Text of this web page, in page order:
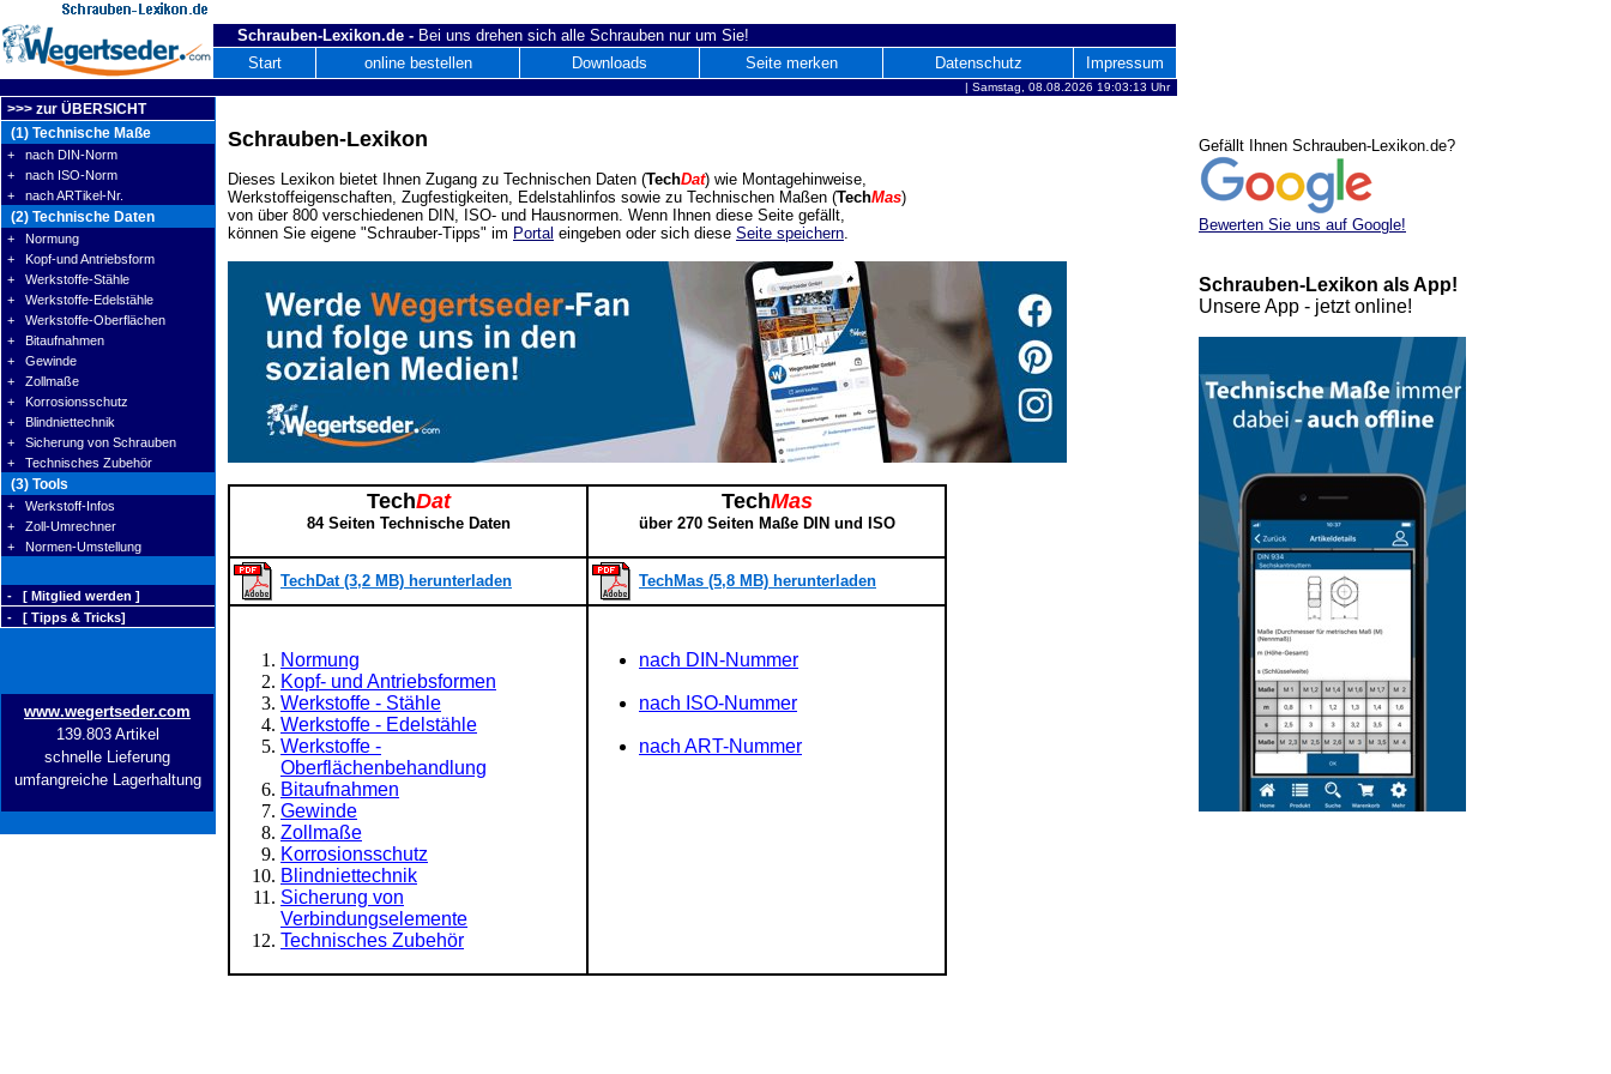
Schrauben-Lexikon.de - Bei uns drehen sich alle Schrauben nur um Sie!
Start
online bestellen Downloads Seite merken Datenschutz Impressum
| Samstag, 08.08.2026 19:03:13 Uhr
>>> zur ÜBERSICHT
(1) Technische Maße
+ nach DIN-Norm
+ nach ISO-Norm
+ nach ARTikel-Nr.
(2) Technische Daten
+ Normung
+ Kopf-und Antriebsform
+ Werkstoffe-Stähle
+ Werkstoffe-Edelstähle
+ Werkstoffe-Oberflächen
+ Bitaufnahmen
+ Gewinde
+ Zollmaße
+ Korrosionsschutz
+ Blindniettechnik
+ Sicherung von Schrauben
+ Technisches Zubehör
(3) Tools
+ Werkstoff-Infos
+ Zoll-Umrechner
+ Normen-Umstellung
- [ Mitglied werden ]
- [ Tipps & Tricks]
www.wegertseder.com
139.803 Artikel
schnelle Lieferung
umfangreiche Lagerhaltung
Schrauben-Lexikon
Dieses Lexikon bietet Ihnen Zugang zu Technischen Daten (TechDat) wie Montagehinweise,
Werkstoffeigenschaften, Zugfestigkeiten, Edelstahlinfos sowie zu Technischen Maßen (TechMas)
von über 800 verschiedenen DIN, ISO- und Hausnormen. Wenn Ihnen diese Seite gefällt,
können Sie eigene "Schrauber-Tipps" im Portal eingeben oder sich diese Seite speichern.
TechDat
84 Seiten Technische Daten
TechMas
über 270 Seiten Maße DIN und ISO
TechDat (3,2 MB) herunterladen TechMas (5,8 MB) herunterladen
Normung
Kopf- und Antriebsformen
Werkstoffe - Stähle
Werkstoffe - Edelstähle
Werkstoffe -
Oberflächenbehandlung
Bitaufnahmen
Gewinde
Zollmaße
Korrosionsschutz
Blindniettechnik
Sicherung von
Verbindungselemente
Technisches Zubehör
nach DIN-Nummer
nach ISO-Nummer
nach ART-Nummer
Gefällt Ihnen Schrauben-Lexikon.de?
Bewerten Sie uns auf Google!
Schrauben-Lexikon als App!
Unsere App - jetzt online!